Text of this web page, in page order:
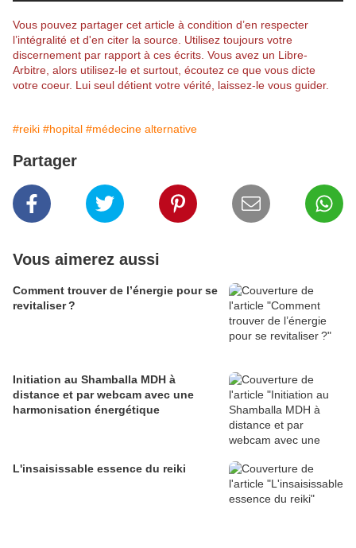
Vous pouvez partager cet article à condition d’en respecter
l’intégralité et d'en citer la source. Utilisez toujours votre
discernement par rapport à ces écrits. Vous avez un Libre-
Arbitre, alors utilisez-le et surtout, écoutez ce que vous dicte
votre coeur. Lui seul détient votre vérité, laissez-le vous guider.
#reiki #hopital #médecine alternative
Partager
Vous aimerez aussi
Comment trouver de l’énergie pour se
revitaliser ?
Initiation au Shamballa MDH à
distance et par webcam avec une
harmonisation énergétique
L'insaisissable essence du reiki